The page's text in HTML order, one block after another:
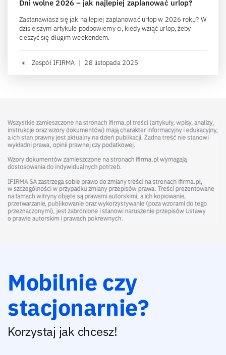
Dni wolne 2026 – jak najlepiej zaplanować urlop?
Zastanawiasz się jak najlepiej zaplanować urlop w 2026 roku? W
dzisiejszym artykule podpowiemy ci, kiedy wziąć urlop, żeby
cieszyć się długim weekendem.
Zespół IFIRMA | 28 listopada 2025
Mobilnie czy
stacjonarnie?
Korzystaj jak chcesz!